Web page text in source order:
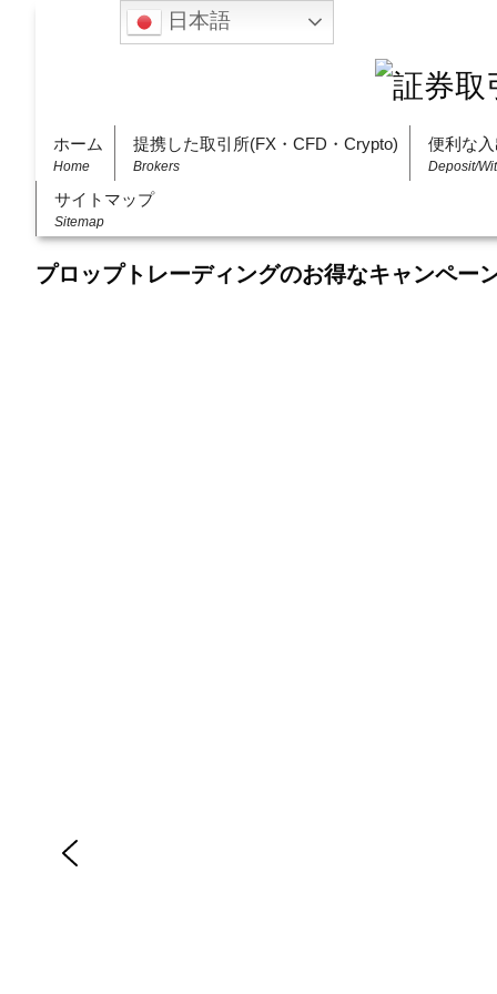
ホーム
Home
提携した取引所(FX・CFD・Crypto)
Brokers
便利な
Deposit/
サイトマップ
Sitemap
プロップトレーディングのお得なキャンペー
日本語